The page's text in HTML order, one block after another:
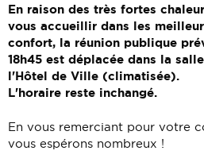
En raison des très fortes
vous accueillir dans les
confort, la réunion publique
18h45 est déplacée dans la
l'Hôtel de Ville (climatisée).
L'horaire reste inchangé.
En vous remerciant pour votre
vous espérons nombreux !